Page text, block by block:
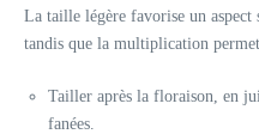
La taille légère favorise un aspect
tandis que la multiplication
Tailler après la floraison, en
fanées.